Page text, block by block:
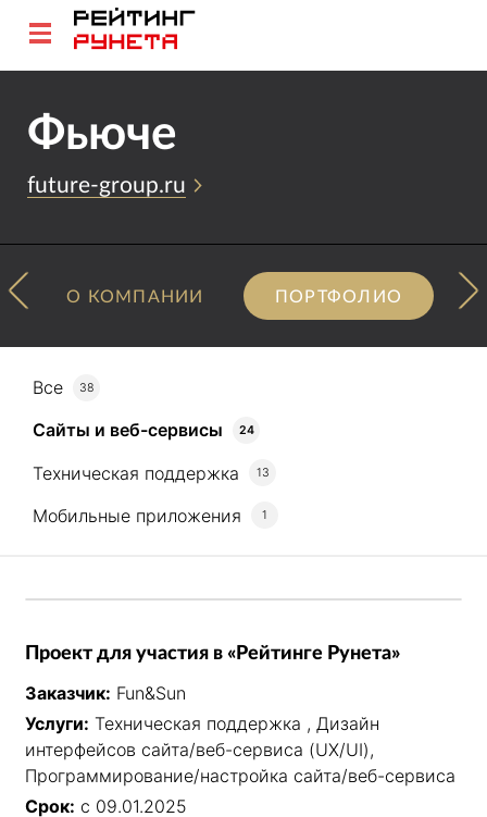
Фьюче
future-group.ru
О КОМПАНИИ ПОРТФОЛИО
Все 38
Сайты и веб-сервисы 24
Техническая поддержка 13
Мобильные приложения 1
Проект для участия в «Рейтинге Рунета»
Заказчик: Fun&Sun
Услуги: Техническая поддержка , Дизайн
интерфейсов сайта/веб-сервиса (UX/UI),
Программирование/настройка сайта/веб-сервиса
Срок: с 09.01.2025